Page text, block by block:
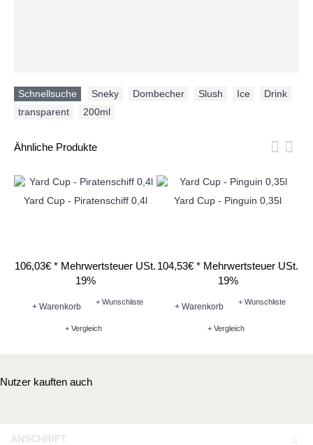
Schnellsuche Sneky Dombecher Slush Ice Drink
transparent
200ml
Ähnliche Produkte
Yard Cup - Piratenschiff 0,4l
106,03€ * Mehrwertsteuer USt.
19%
+ Warenkorb + Wunschliste
+ Vergleich
Yard Cup - Pinguin 0,35l
104,53€ * Mehrwertsteuer USt.
19%
+ Warenkorb + Wunschliste
+ Vergleich
Nutzer kauften auch
ANSCHRIFT